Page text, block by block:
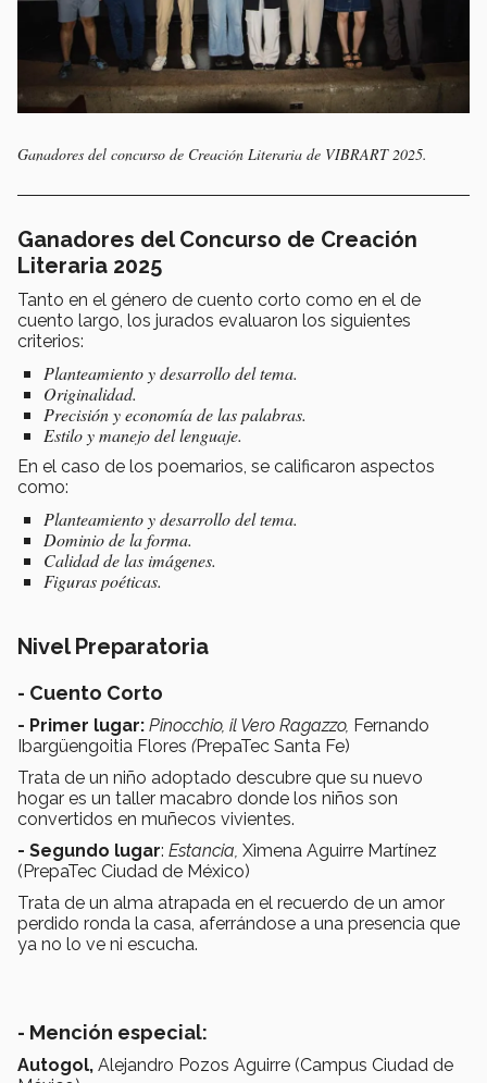
Ganadores del concurso de Creación Literaria de VIBRART 2025.
Ganadores del Concurso de Creación
Literaria 2025
Tanto en el género de cuento corto como en el de
cuento largo, los jurados evaluaron los siguientes
criterios:
Planteamiento y desarrollo del tema.
Originalidad.
Precisión y economía de las palabras.
Estilo y manejo del lenguaje.
En el caso de los poemarios, se calificaron aspectos
como:
Planteamiento y desarrollo del tema.
Dominio de la forma.
Calidad de las imágenes.
Figuras poéticas.
Nivel Preparatoria
- Cuento Corto
- Primer lugar: Pinocchio, il Vero Ragazzo, Fernando
Ibargüengoitia Flores (PrepaTec Santa Fe)
Trata de un niño adoptado descubre que su nuevo
hogar es un taller macabro donde los niños son
convertidos en muñecos vivientes.
- Segundo lugar: Estancia, Ximena Aguirre Martínez
(PrepaTec Ciudad de México)
Trata de un alma atrapada en el recuerdo de un amor
perdido ronda la casa, aferrándose a una presencia que
ya no lo ve ni escucha.
- Mención especial:
Autogol, Alejandro Pozos Aguirre (Campus Ciudad de